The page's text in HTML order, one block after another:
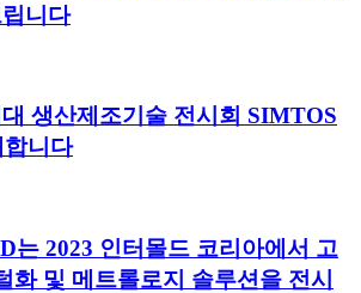
니다
생산제조기술 전시회 SIMTOS
합니다
는 2023 인터몰드 코리아에서 고
화 및 메트롤로지 솔루션을 전시